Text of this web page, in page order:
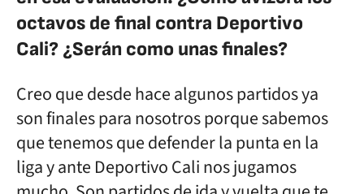
octavos de final contra Deportivo
Cali? ¿Serán como unas finales?
Creo que desde hace algunos partidos ya
son finales para nosotros porque sabemos
que tenemos que defender la punta en la
liga y ante Deportivo Cali nos jugamos